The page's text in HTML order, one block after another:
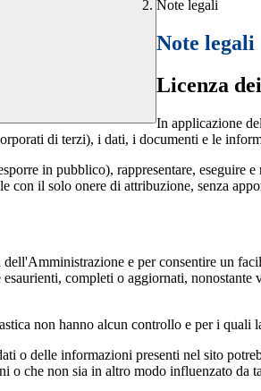
Note legali
Note legali
Licenza
In applicazione
di terzi), i dati, i documenti e le
in pubblico), rappresentare, eseguire
con il solo onere di attribuzione, senza
e per consentire un
completi o aggiornati, nonostante
non hanno alcun controllo e per i quali
delle informazioni presenti nel sito
o che non sia in altro modo influenzato da